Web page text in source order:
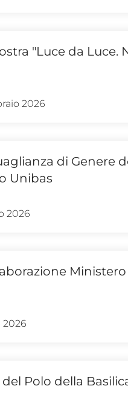
"Luce da Luce.
2026
di Genere
Unibas
2026
2026
Polo della